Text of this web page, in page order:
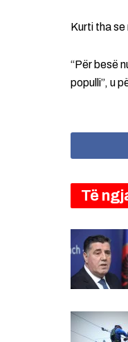
Kurti tha se
“Për besë
populli”, u
Të